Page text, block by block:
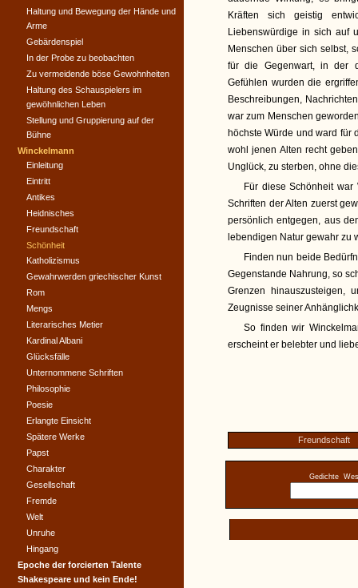
Kräften sich geistig
Liebenswürdige in sich auf
Menschen über sich selbst,
für die Gegenwart, in der
Gefühlen wurden die
Beschreibungen,
war zum Menschen
höchste Würde und ward für
wohl jenen Alten recht
Unglück, zu sterben, ohne
Für diese Schönheit
Schriften der Alten zuerst
persönlich entgegen, aus
lebendigen Natur gewahr zu
Finden nun beide
Gegenstande Nahrung, so
Grenzen
Zeugnisse seiner
So finden wir
erscheint er belebter und
Freundschaft
Gedichte
Haltung und Bewegung der Hände und
Arme
Gebärdenspiel
In der Probe zu beobachten
Zu vermeidende böse Gewohnheiten
Haltung des Schauspielers im
gewöhnlichen Leben
Stellung und Gruppierung auf der
Bühne
Winckelmann
Einleitung
Eintritt
Antikes
Heidnisches
Freundschaft
Schönheit
Katholizismus
Gewahrwerden griechischer Kunst
Rom
Mengs
Literarisches Metier
Kardinal Albani
Glücksfälle
Unternommene Schriften
Philosophie
Poesie
Erlangte Einsicht
Spätere Werke
Papst
Charakter
Gesellschaft
Fremde
Welt
Unruhe
Hingang
Epoche der forcierten Talente
Shakespeare und kein Ende!